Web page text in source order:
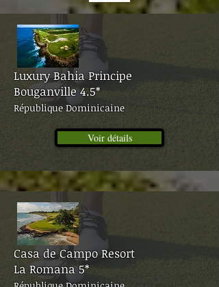
Luxury Bahia Principe
Bouganville 4.5*
République Dominicaine
Voir détails
Casa de Campo Resort
La Romana 5*